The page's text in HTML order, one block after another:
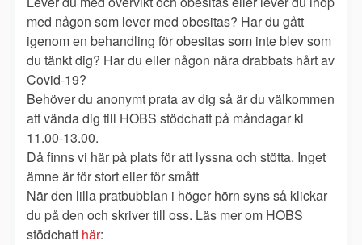
med någon som lever med obesitas? Har du gått
igenom en behandling för obesitas som inte blev som
du tänkt dig? Har du eller någon nära drabbats hårt av
Covid-19?
Behöver du anonymt prata av dig så är du välkommen
att vända dig till HOBS stödchatt på måndagar kl
11.00-13.00.
Då finns vi här på plats för att lyssna och stötta. Inget
ämne är för stort eller för smått
När den lilla pratbubblan i höger hörn syns så klickar
du på den och skriver till oss. Läs mer om HOBS
stödchatt här: